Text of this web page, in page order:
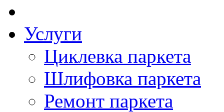
Услуги
Циклевка паркета
Шлифовка паркета
Ремонт паркета